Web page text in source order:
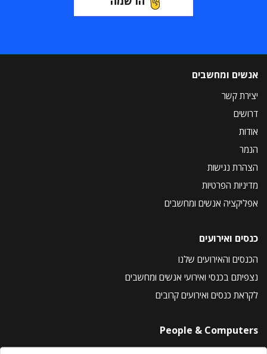
אנשים ומחשבים
יצירת קשר
דרושים
אודות
הנמר
הצהרת נגישות
מדיניות הפרטיות
אפליקציה אנשים ומחשבים
כנסים ואירועים
הכנסים והאירועים שלנו
נצפיתם בכנסי ואירועי אנשים ומחשבים
לקראת כנסים ואירועים קרובים
People & Computers
About Us